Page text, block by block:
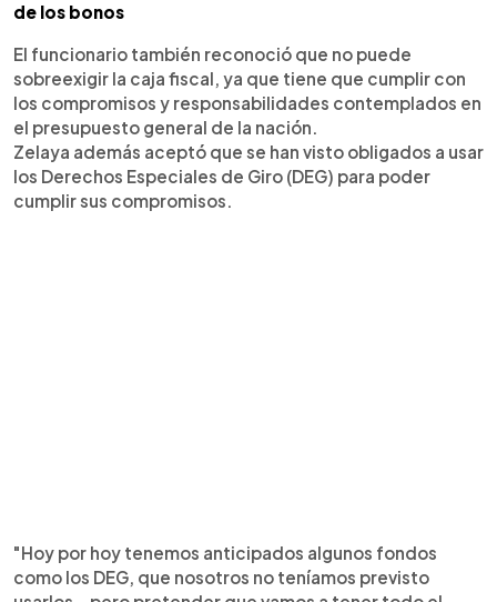
de los bonos
El funcionario también reconoció que no puede
sobreexigir la caja fiscal, ya que tiene que cumplir con
los compromisos y responsabilidades contemplados en
el presupuesto general de la nación.
Zelaya además aceptó que se han visto obligados a usar
los Derechos Especiales de Giro (DEG) para poder
cumplir sus compromisos.
"Hoy por hoy tenemos anticipados algunos fondos
como los DEG, que nosotros no teníamos previsto